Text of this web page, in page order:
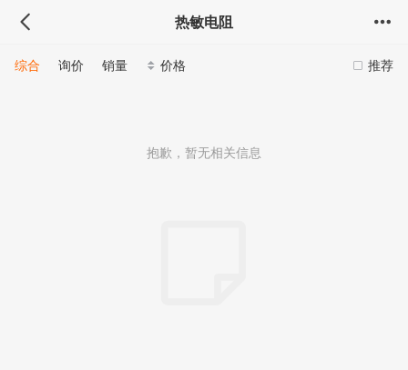
热敏电阻
推荐
综合 询价 销量 价格
抱歉，暂无相关信息